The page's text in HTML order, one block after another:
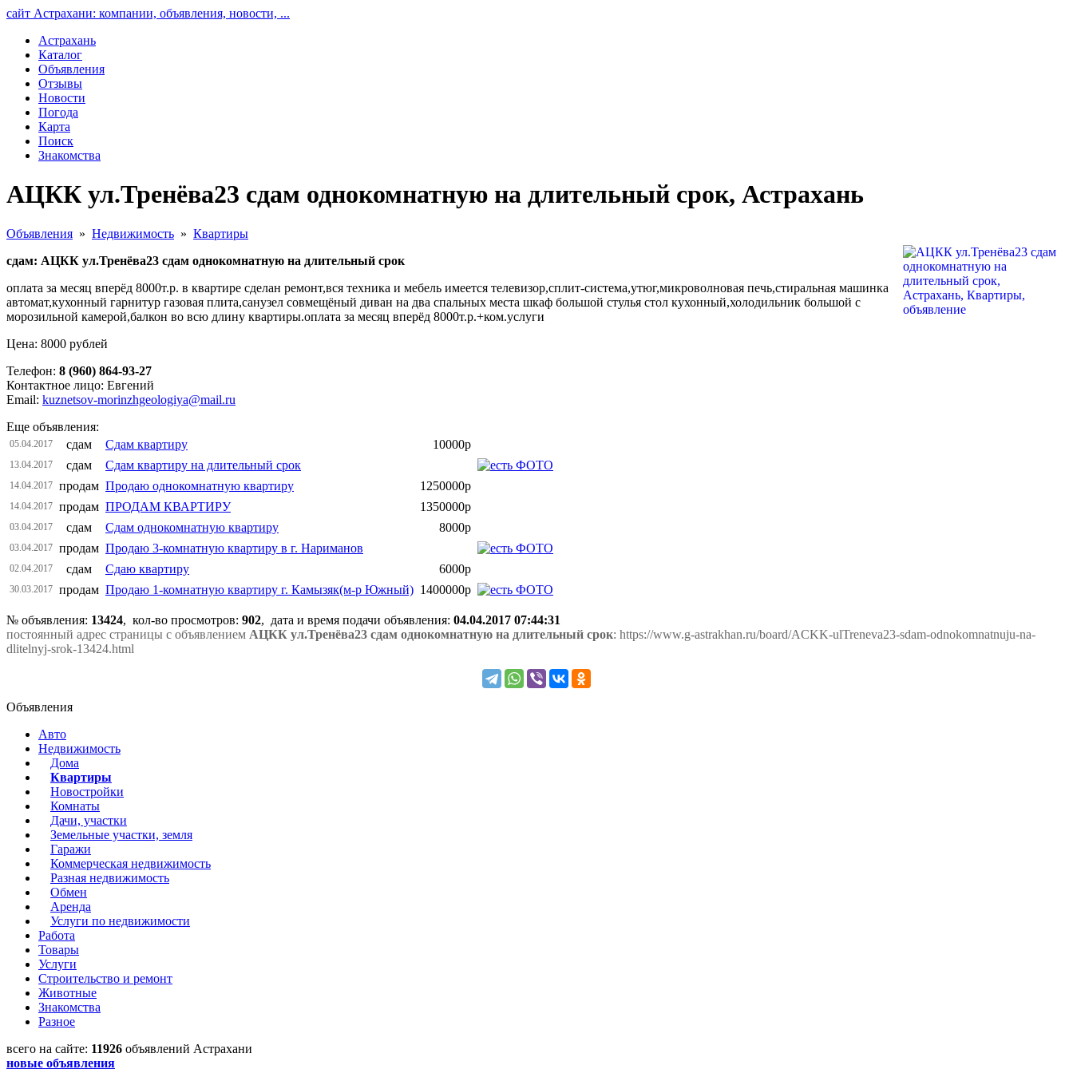
сайт Астрахани: компании, объявления, новости, ...
Астрахань
Каталог
Объявления
Отзывы
Новости
Погода
Карта
Поиск
Знакомства
АЦКК ул.Тренёва23 сдам однокомнатную на длительный срок, Астрахань
Объявления » Недвижимость » Квартиры
сдам: АЦКК ул.Тренёва23 сдам однокомнатную на длительный срок
оплата за месяц вперёд 8000т.р. в квартире сделан ремонт,вся техника и мебель имеется телевизор,сплит-система,утюг,микроволновая печь,стиральная машинка
автомат,кухонный гарнитур газовая плита,санузел совмещёный диван на два спальных места шкаф большой стулья стол кухонный,холодильник большой с
морозильной камерой,балкон во всю длину квартиры.оплата за месяц вперёд 8000т.р.+ком.услуги
Цена: 8000 рублей
Телефон: 8 (960) 864-93-27
Контактное лицо: Евгений
Email: kuznetsov-morinzhgeologiya@mail.ru
Еще объявления:
05.04.2017 сдам Сдам квартиру 10000р
13.04.2017 сдам Сдам квартиру на длительный срок
14.04.2017 продам Продаю однокомнатную квартиру 1250000р
14.04.2017 продам ПРОДАМ КВАРТИРУ 1350000р
03.04.2017 сдам Сдам однокомнатную квартиру 8000р
03.04.2017 продам Продаю 3-комнатную квартиру в г. Нариманов
02.04.2017 сдам Сдаю квартиру 6000р
30.03.2017 продам Продаю 1-комнатную квартиру г. Камызяк(м-р Южный) 1400000р
№ объявления: 13424, кол-во просмотров: 902, дата и время подачи объявления: 04.04.2017 07:44:31
постоянный адрес страницы с объявлением АЦКК ул.Тренёва23 сдам однокомнатную на длительный срок: https://www.g-astrakhan.ru/board/ACKK-ulTreneva23-sdam-odnokomnatnuju-na-
dlitelnyj-srok-13424.html
Объявления
Авто
Недвижимость
Дома
Квартиры
Новостройки
Комнаты
Дачи, участки
Земельные участки, земля
Гаражи
Коммерческая недвижимость
Разная недвижимость
Обмен
Аренда
Услуги по недвижимости
Работа
Товары
Услуги
Строительство и ремонт
Животные
Знакомства
Разное
всего на сайте: 11926 объявлений Астрахани
новые объявления